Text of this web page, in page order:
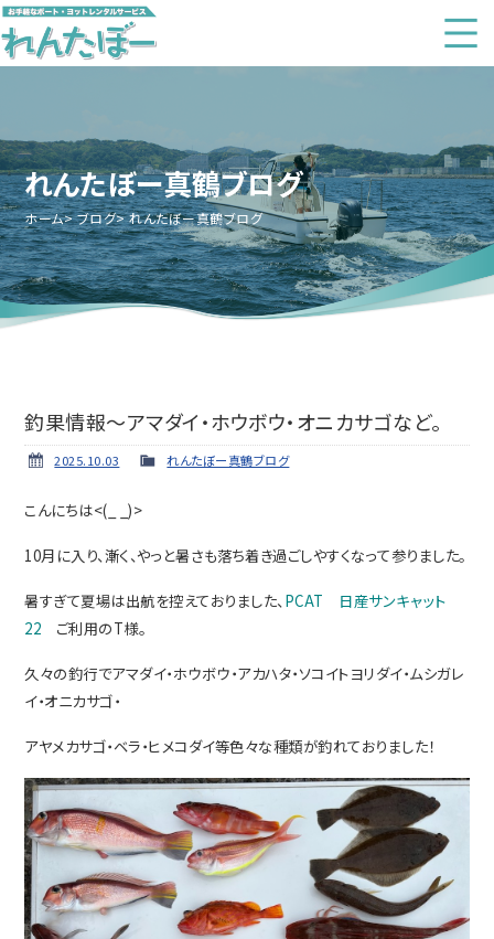
れんたぼー真鶴ブログ
ホーム ブログ れんたぼー真鶴ブログ
釣果情報～アマダイ・ホウボウ・オニカサゴなど。
2025.10.03 れんたぼー真鶴ブログ
こんにちは<(_ _)>
10月に入り、漸く、やっと暑さも落ち着き過ごしやすくなって参りました。
暑すぎて夏場は出航を控えておりました、 PCAT 日産サンキャット
22 ご利用のT様。
久々の釣行でアマダイ・ホウボウ・アカハタ・ソコイトヨリダイ・ムシガレ
イ・オニカサゴ・
アヤメカサゴ・ベラ・ヒメコダイ等色々な種類が釣れておりました！